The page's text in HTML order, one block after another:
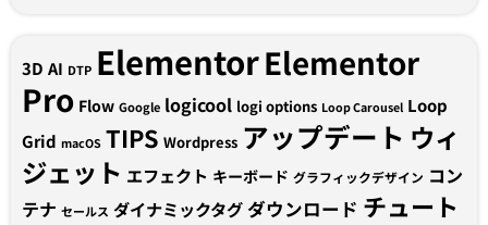
3D AI DTP ElementorElementor
Pro Flow Google logicool logi options Loop Carousel Loop
Grid macOS TIPS Wordpress アップデート ウィ
ジェット エフェクト キーボード グラフィックデザイン コン
テナ セールス ダイナミックタグダウンロード チュート